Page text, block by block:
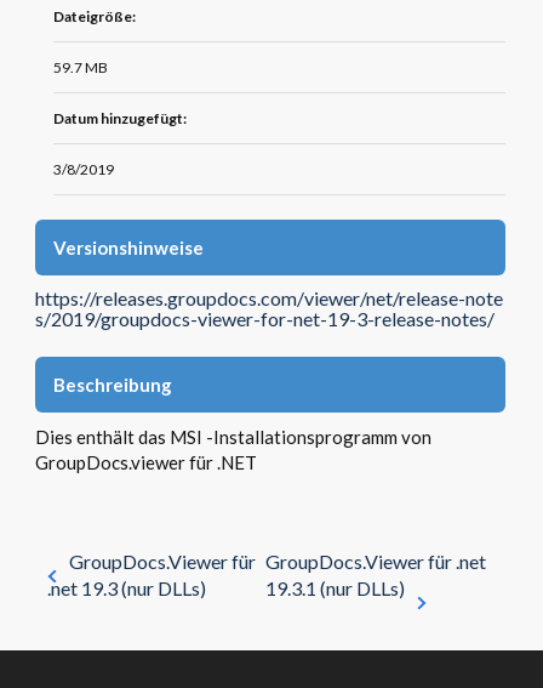
Dateigröße:
59.7 MB
Datum hinzugefügt:
3/8/2019
Versionshinweise
https://releases.groupdocs.com/viewer/net/release-note
s/2019/groupdocs-viewer-for-net-19-3-release-notes/
Beschreibung
Dies enthält das MSI -Installationsprogramm von
GroupDocs.viewer für .NET
GroupDocs.Viewer für
.net 19.3 (nur DLLs)
GroupDocs.Viewer für .net
19.3.1 (nur DLLs)